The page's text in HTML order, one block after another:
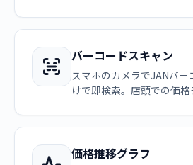
バーコードスキャン
スマホのカメラでJANバ
けで即検索。店頭での価格
価格推移グラフ